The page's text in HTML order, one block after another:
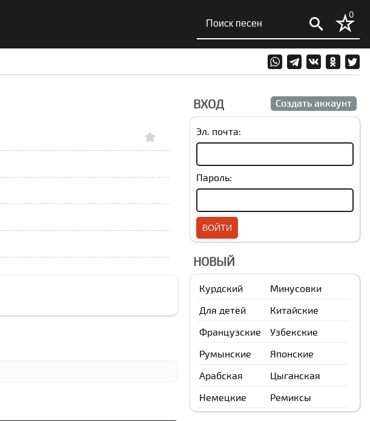
0
ВХОД Создать аккаунт
Эл. почта:
Пароль:
НОВЫЙ
Курдский
Минусовки
Для детей
Китайские
Французские
Узбекские
Румынские
Японские
Арабская
Цыганская
Немецкие
Ремиксы